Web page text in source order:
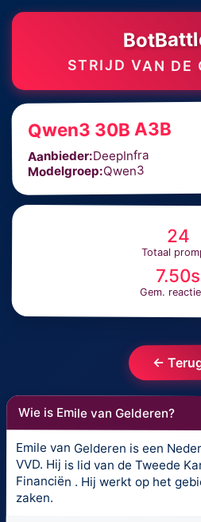
STRIJD VAN DE
Qwen3 30B A3B
Aanbieder:DeepInfra
Modelgroep:Qwen3
24
Totaal
7.50s
Gem.
←
Wie is Emile van Gelderen?
Emile van Gelderen is een
VVD. Hij is lid van de Tweede
Financiën . Hij werkt op het
zaken.